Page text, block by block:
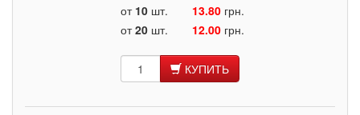
от 10 шт. 13.80 грн.
от20 шт. 12.00 грн.
КУПИТЬ